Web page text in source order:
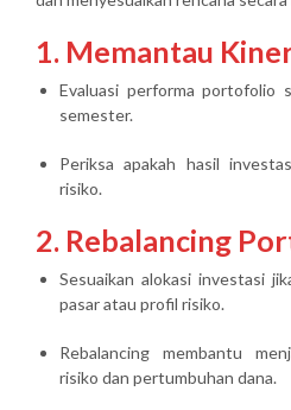
1. Memantau
Evaluasi performa portofolio
semester.
Periksa apakah hasil
risiko.
2. Rebalancing
Sesuaikan alokasi investasi
pasar atau profil risiko.
Rebalancing membantu
risiko dan pertumbuhan dana.